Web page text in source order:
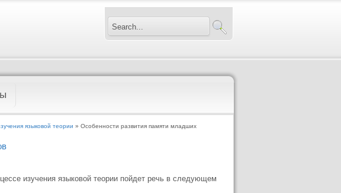
языковой теории » Особенности развития памяти младших
изучения языковой теории пойдет речь в следующем